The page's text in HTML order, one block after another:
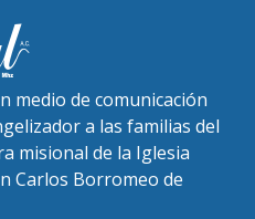
medio de comunicación
a las familias del
misional de la Iglesia
Carlos Borromeo de